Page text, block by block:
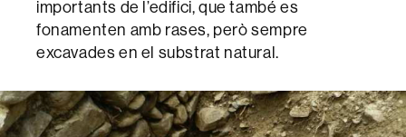
importants de l’edifici, que també es
fonamenten amb rases, però sempre
excavades en el substrat natural.